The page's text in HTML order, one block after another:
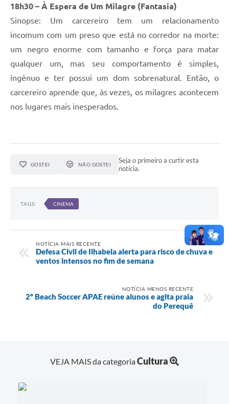
18h30 – À Espera de Um Milagre (Fantasia)
Sinopse: Um carcereiro tem um relacionamento
incomum com um preso que está no corredor na morte:
um negro enorme com tamanho e força para matar
qualquer um, mas seu comportamento é simples,
ingênuo e ter possui um dom sobrenatural. Então, o
carcereiro aprende que, às vezes, os milagres acontecem
nos lugares mais inesperados.
GOSTEI NÃO GOSTEI
Seja o primeiro a curtir esta
notícia.
TAGS: CINEMA
NOTÍCIA MAIS RECENTE
Defesa Civil de Ilhabela alerta para risco de chuva e
ventos intensos no fim de semana
NOTÍCIA MENOS RECENTE
2º Beach Soccer APAE reúne alunos e agita praia
do Perequê
VEJA MAIS da categoriaCultura